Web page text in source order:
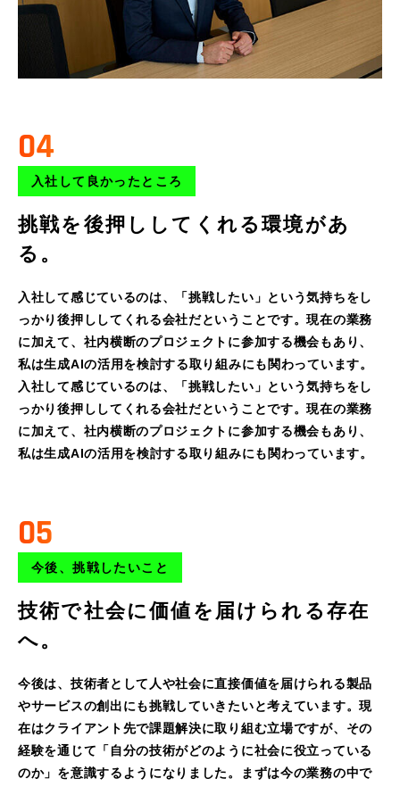
04
入社して良かったところ
挑戦を後押ししてくれる環境があ
る。
入社して感じているのは、「挑戦したい」という気持ちをし
っかり後押ししてくれる会社だということです。現在の業務
に加えて、社内横断のプロジェクトに参加する機会もあり、
私は生成AIの活用を検討する取り組みにも関わっています。
入社して感じているのは、「挑戦したい」という気持ちをし
っかり後押ししてくれる会社だということです。現在の業務
に加えて、社内横断のプロジェクトに参加する機会もあり、
私は生成AIの活用を検討する取り組みにも関わっています。
05
今後、挑戦したいこと
技術で社会に価値を届けられる存在
へ。
今後は、技術者として人や社会に直接価値を届けられる製品
やサービスの創出にも挑戦していきたいと考えています。現
在はクライアント先で課題解決に取り組む立場ですが、その
経験を通じて「自分の技術がどのように社会に役立っている
のか」を意識するようになりました。まずは今の業務の中で